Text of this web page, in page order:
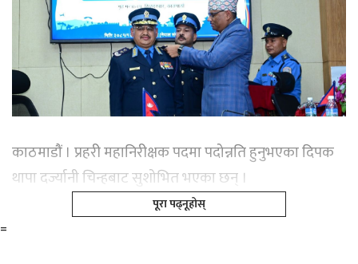
काठमाडौं । प्रहरी महानिरीक्षक पदमा पदोन्नति हुनुभएका दिपक
थापा दर्ज्यानी चिन्हबाट सुशोभित भएका छन् ।
पूरा पढ्नूहोस्
=